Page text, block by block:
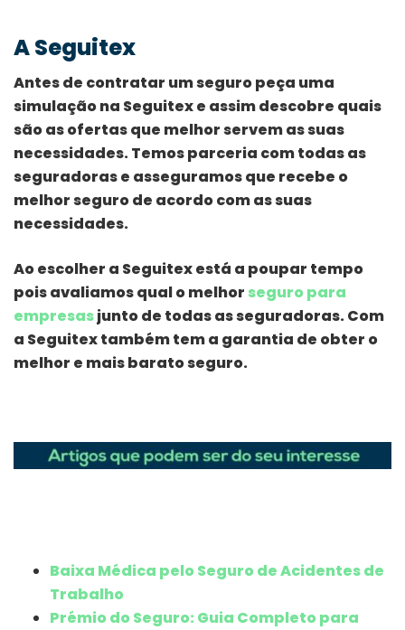
A Seguitex
Antes de contratar um seguro peça uma
simulação na Seguitex e assim descobre quais
são as ofertas que melhor servem as suas
necessidades. Temos parceria com todas as
seguradoras e asseguramos que recebe o
melhor seguro de acordo com as suas
necessidades.
Ao escolher a Seguitex está a poupar tempo
pois avaliamos qual o melhor seguro para
empresasjunto de todas as seguradoras. Com
a Seguitex também tem a garantia de obter o
melhor e mais barato seguro.
Baixa Médica pelo Seguro de Acidentes de
Trabalho
Prémio do Seguro: Guia Completo para